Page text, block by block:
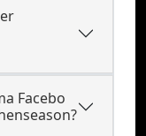
Facebo